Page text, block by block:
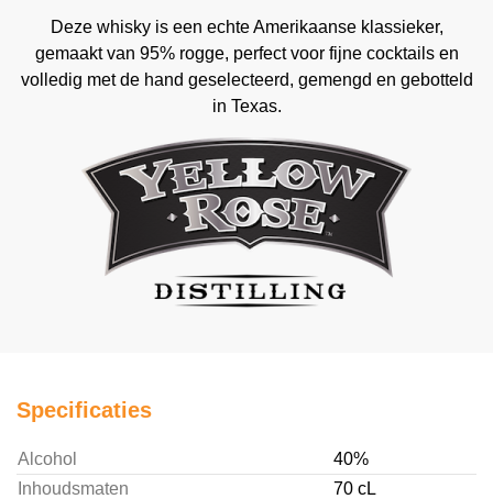
Deze whisky is een echte Amerikaanse klassieker,
gemaakt van 95% rogge, perfect voor fijne cocktails en
volledig met de hand geselecteerd, gemengd en gebotteld
in Texas.
Specificaties
Alcohol
40%
Inhoudsmaten
70 cL